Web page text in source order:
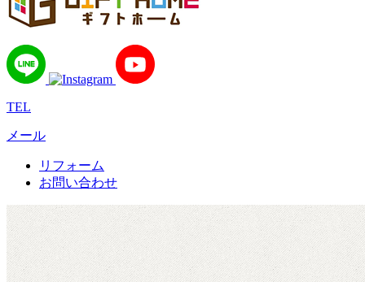
TEL
メール
リフォーム
お問い合わせ